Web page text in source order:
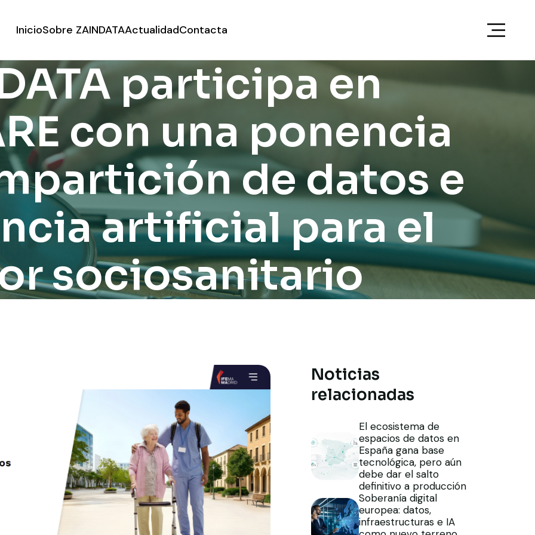
InicioSobre ZAINDATAActualidadContacta
participa en
con una ponencia
de datos e
artificial para el
sociosanitario
Noticias
relacionadas
El ecosistema de
espacios de datos en
España gana base
tecnológica, pero aún
debe dar el salto
definitivo a producción
Soberanía digital
europea: datos,
infraestructuras e IA